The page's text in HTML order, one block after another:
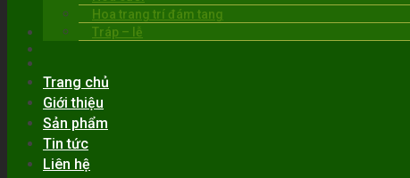
Hoa trang trí đám tang
Tráp – lễ
Trang chủ
Giới thiệu
Sản phẩm
Tin tức
Liên hệ